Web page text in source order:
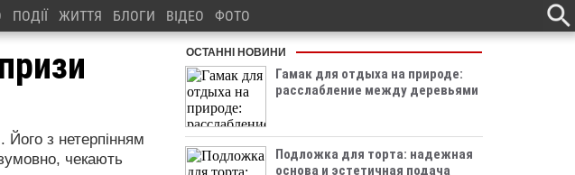
ПОДІЇ ЖИТТЯ БЛОГИ ВІДЕО ФОТО
Його з нетерпінням
чекають
ОСТАННІ НОВИНИ
Гамак для отдыха на природе:
расслабление между деревьями
Подложка для торта: надежная
основа и эстетичная подача